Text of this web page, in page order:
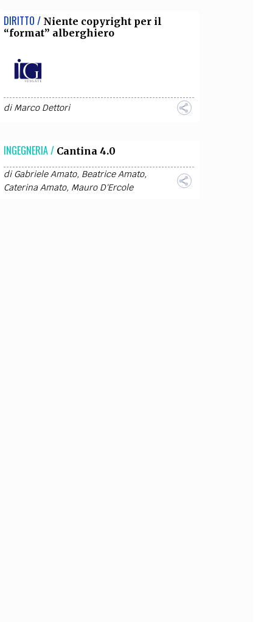
DIRITTO / Niente copyright per il
“format” alberghiero
diMarco Dettori
INGEGNERIA / Cantina 4.0
diGabriele Amato, Beatrice Amato,
Caterina Amato, Mauro D'Ercole